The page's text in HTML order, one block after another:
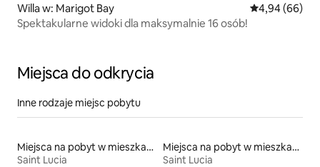
Willa w: Marigot Bay Średnia
4,94 (66)
Spektakularne widoki dla maksymalnie 16 osób!
Miejsca do odkrycia
Inne rodzaje miejsc pobytu
Miejsca na pobyt w mieszkaniach typu condo
Saint Lucia
Miejsca na pobyt w mieszkaniach
Saint Lucia